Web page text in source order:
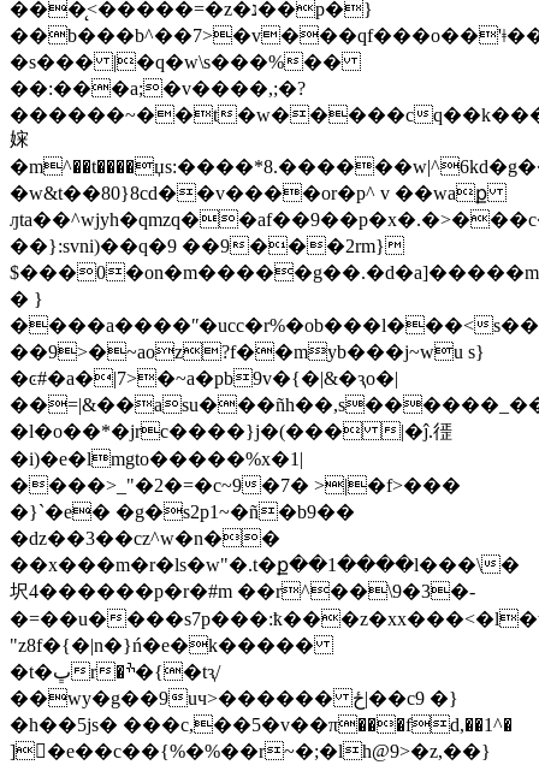
���̨<�����=�z�נ��p�}
�s��� |�q�w\s���%��
��:���a;�v����,;�?
������~��t�w�����c
㛽
�w&t��80}8cd��v����or�p^ v ��waք
��}:svni)��q�9 ��9���2rm}
� }
����a����ʺ�ucc�r%�ob���l���<
��9>�~aoz?f��myb���j~wu s}
�ͼ#�a�|7>�~a�pb9v�{�|&�ԇo�|
�l�o��*�jrc����}j�(��� |�ĵ.徰
�i)�e�lmgto�����%x�1|
����>_"�2�=�c~9�7� >|�f>���
�}`�e� �g�s2p1~�ñ�b9��
�ǳ��3��cz^w�n��
��x���m�r�ls�w"�.t�ք��1����l���\�
㘮4������p�r�#m ��r^��\9�3�-
�=��u�
"z8f�{�|n�}ń�e�k�����
�t�ڀr�ׯ�{�tԇ/
��wy�g��9uч>������ ځ|��c9 �}
�h��5js� ���c,��5�v��π���fd,��1^�
]�e��c��{%�%��r~�;�lh@9>�z,��}